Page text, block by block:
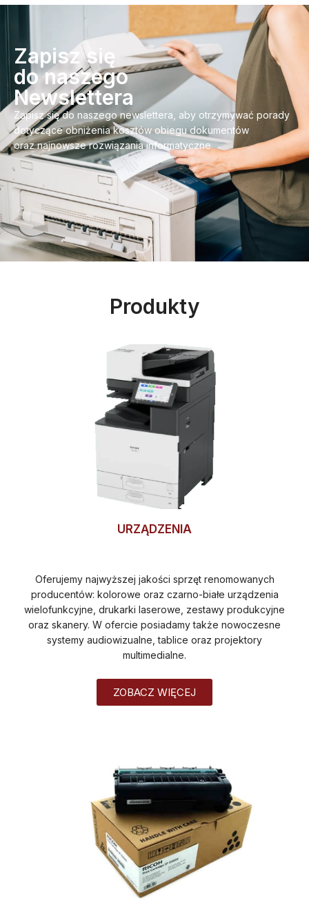
Zapisz się
do naszego
Newslettera
Zapisz się do naszego newslettera, aby otrzymywać porady
dotyczące obniżenia kosztów obiegu dokumentów
oraz najnowsze rozwiązania informatyczne
Produkty
URZĄDZENIA
Oferujemy najwyższej jakości sprzęt renomowanych
producentów: kolorowe oraz czarno-białe urządzenia
wielofunkcyjne, drukarki laserowe, zestawy produkcyjne
oraz skanery. W ofercie posiadamy także nowoczesne
systemy audiowizualne, tablice oraz projektory
multimedialne.
ZOBACZ WIĘCEJ